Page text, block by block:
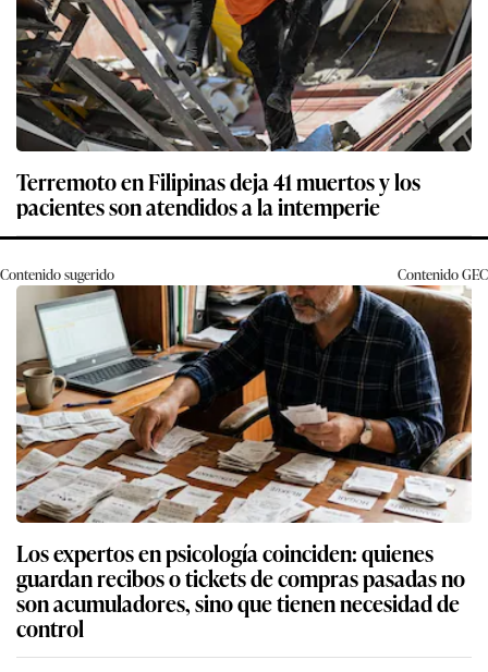
Terremoto en Filipinas deja 41 muertos y los
pacientes son atendidos a la intemperie
Contenido sugerido ContenidoGEC
Los expertos en psicología coinciden: quienes
guardan recibos o tickets de compras pasadas no
son acumuladores, sino que tienen necesidad de
control